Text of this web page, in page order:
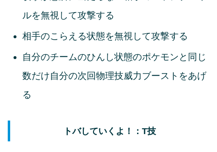
ルを無視して攻撃する
相手のこらえる状態を無視して攻撃する
自分のチームのひんし状態のポケモンと同じ
数だけ自分の次回物理技威力ブーストをあげ
る
トバしていくよ！：T技